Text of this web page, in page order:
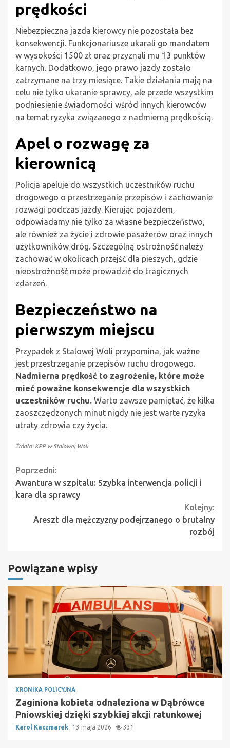
prędkości
Niebezpieczna jazda kierowcy nie pozostała bez
konsekwencji. Funkcjonariusze ukarali go mandatem
w wysokości 1500 zł oraz przyznali mu 13 punktów
karnych. Dodatkowo, jego prawo jazdy zostało
zatrzymane na trzy miesiące. Takie działania mają na
celu nie tylko ukaranie sprawcy, ale przede wszystkim
podniesienie świadomości wśród innych kierowców
na temat ryzyka związanego z nadmierną prędkością.
Apel o rozwagę za
kierownicą
Policja apeluje do wszystkich uczestników ruchu
drogowego o przestrzeganie przepisów i zachowanie
rozwagi podczas jazdy. Kierując pojazdem,
odpowiadamy nie tylko za własne bezpieczeństwo,
ale również za życie i zdrowie pasażerów oraz innych
użytkowników dróg. Szczególną ostrożność należy
zachować w okolicach przejść dla pieszych, gdzie
nieostrożność może prowadzić do tragicznych
zdarzeń.
Bezpieczeństwo na
pierwszym miejscu
Przypadek z Stalowej Woli przypomina, jak ważne
jest przestrzeganie przepisów ruchu drogowego.
Nadmierna prędkość to zagrożenie, które może
mieć poważne konsekwencje dla wszystkich
uczestników ruchu. Warto zawsze pamiętać, że kilka
zaoszczędzonych minut nigdy nie jest warte ryzyka
utraty zdrowia czy życia.
Źródło: KPP w Stalowej Woli
Continue
Reading
Poprzedni:
Awantura w szpitalu: Szybka interwencja policji i
kara dla sprawcy
Kolejny:
Areszt dla mężczyzny podejrzanego o brutalny
rozbój
Powiązane wpisy
KRONIKA POLICYJNA
Zaginiona kobieta odnaleziona w Dąbrówce
Pniowskiej dzięki szybkiej akcji ratunkowej
Karol Kaczmarek 13 maja 2026 331